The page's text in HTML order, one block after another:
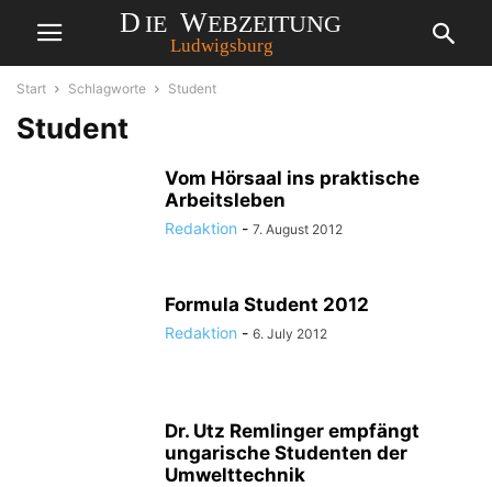
Start Schlagworte Student
Student
Vom Hörsaal ins praktische
Arbeitsleben
Redaktion - 7. August 2012
Formula Student 2012
Redaktion - 6. July 2012
Dr. Utz Remlinger empfängt
ungarische Studenten der
Umwelttechnik